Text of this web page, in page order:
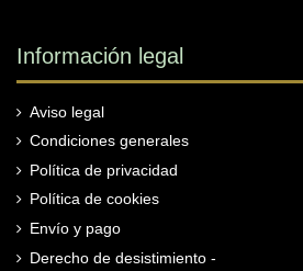
Información legal
Aviso legal
Condiciones generales
Política de privacidad
Política de cookies
Envío y pago
Derecho de desistimiento -